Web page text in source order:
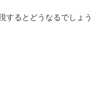
するとどうなるでしょう